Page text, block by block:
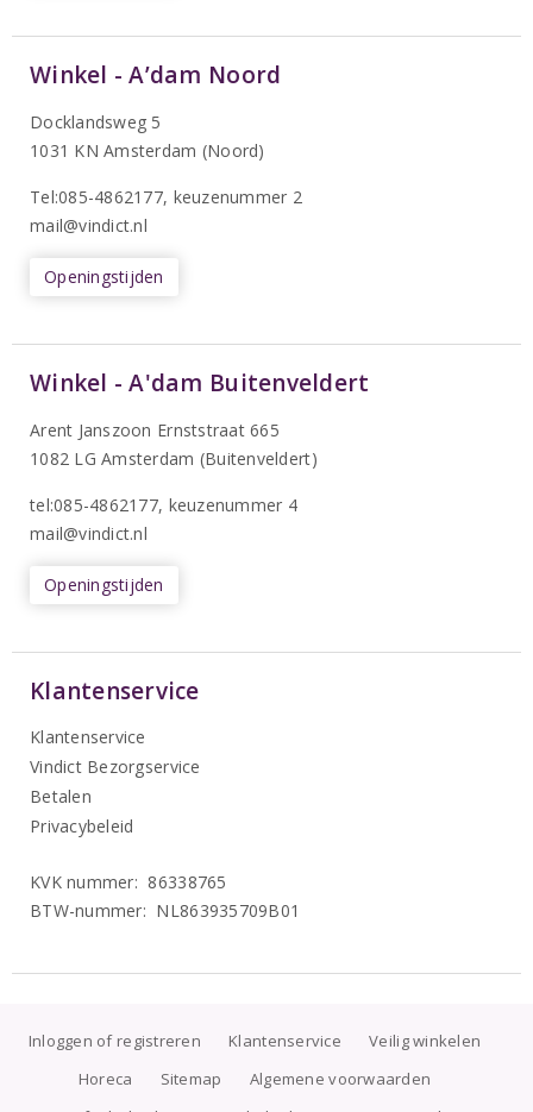
Winkel - A’dam Noord
Docklandsweg 5
1031 KN Amsterdam (Noord)
Tel:085-4862177, keuzenummer 2
mail@vindict.nl
Openingstijden
Winkel - A'dam Buitenveldert
Arent Janszoon Ernststraat 665
1082 LG Amsterdam (Buitenveldert)
tel:085-4862177, keuzenummer 4
mail@vindict.nl
Openingstijden
Klantenservice
Klantenservice
Vindict Bezorgservice
Betalen
Privacybeleid
KVK nummer: 86338765
BTW-nummer: NL863935709B01
Inloggen of registreren Klantenservice
Veilig winkelen
Horeca
Sitemap
Algemene voorwaarden